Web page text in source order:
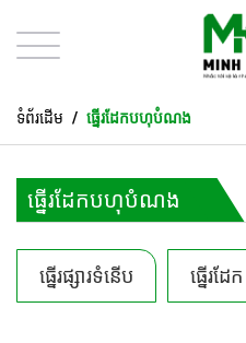
ទំព័រដើម ធ្នើរដែកបហុបំណង
ធ្នើរដែកបហុបំណង
ធ្នើរផ្សារទំនើប ធ្នើរដែ